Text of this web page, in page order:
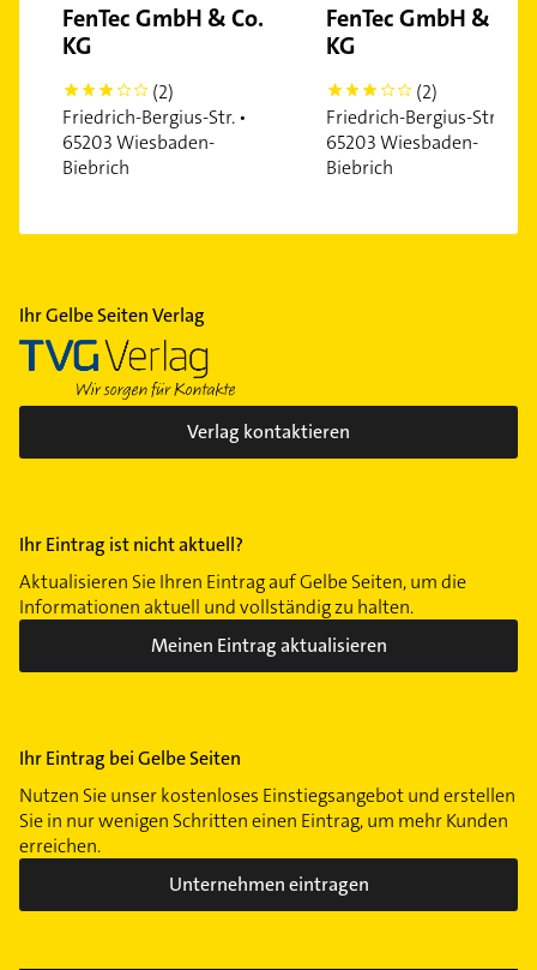
FenTec GmbH & Co.
KG
3
(2)
Friedrich-Bergius-Str. •
65203 Wiesbaden-
Biebrich
FenTec GmbH & Co.
KG
3
(2)
Friedrich-Bergius-Str. •
65203 Wiesbaden-
Biebrich
Ihr Gelbe Seiten Verlag
Verlag kontaktieren
Ihr Eintrag ist nicht aktuell?
Aktualisieren Sie Ihren Eintrag auf Gelbe Seiten, um die
Informationen aktuell und vollständig zu halten.
Meinen Eintrag aktualisieren
Ihr Eintrag bei Gelbe Seiten
Nutzen Sie unser kostenloses Einstiegsangebot und erstellen
Sie in nur wenigen Schritten einen Eintrag, um mehr Kunden
erreichen.
Unternehmen eintragen